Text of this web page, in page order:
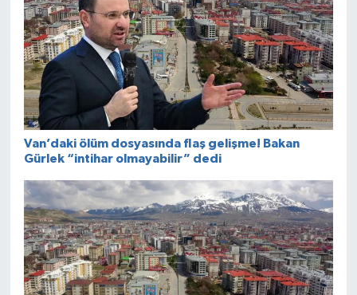
Van’daki ölüm dosyasında flaş gelişme! Bakan
Gürlek “intihar olmayabilir” dedi